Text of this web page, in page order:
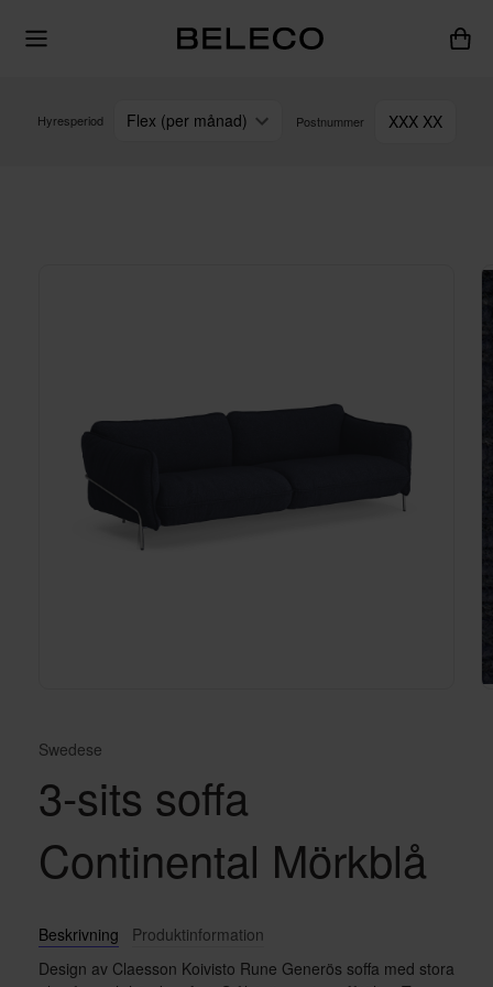
Hyresperiod Flex (per månad) Postnummer XXX XX
Swedese
3-sits soffa
Continental Mörkblå
Beskrivning
Produktinformation
Design av Claesson Koivisto Rune Generös soffa med stora